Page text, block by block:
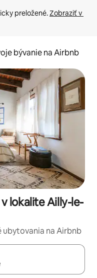
preložené. Zobraziť v
bývanie na Airbnb
lokalite Ailly-le-
ubytovania na Airbnb
si ich prechádzať